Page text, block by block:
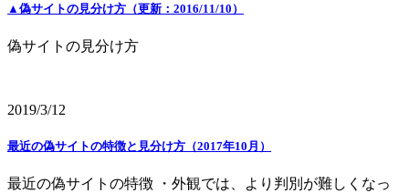
▲偽サイトの見分け方（更新：2016/11/10）
偽サイトの見分け方
2019/3/12
最近の偽サイトの特徴と見分け方（2017年10月）
最近の偽サイトの特徴 ・外観では、より判別が難しくなっ